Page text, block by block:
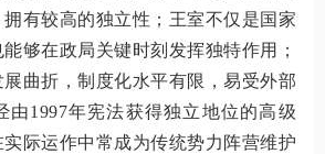
有较高的独立性；王室不仅是国家
够在政局关键时刻发挥独特作用；
曲折，制度化水平有限，易受外部
由1997年宪法获得独立地位的高级
际运作中常成为传统势力阵营维护